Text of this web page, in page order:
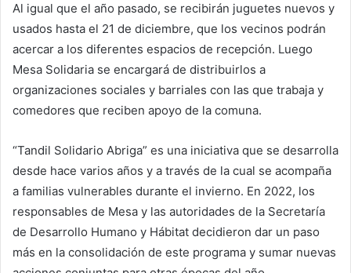
Al igual que el año pasado, se recibirán juguetes nuevos y
usados hasta el 21 de diciembre, que los vecinos podrán
acercar a los diferentes espacios de recepción. Luego
Mesa Solidaria se encargará de distribuirlos a
organizaciones sociales y barriales con las que trabaja y
comedores que reciben apoyo de la comuna.
“Tandil Solidario Abriga” es una iniciativa que se desarrolla
desde hace varios años y a través de la cual se acompaña
a familias vulnerables durante el invierno. En 2022, los
responsables de Mesa y las autoridades de la Secretaría
de Desarrollo Humano y Hábitat decidieron dar un paso
más en la consolidación de este programa y sumar nuevas